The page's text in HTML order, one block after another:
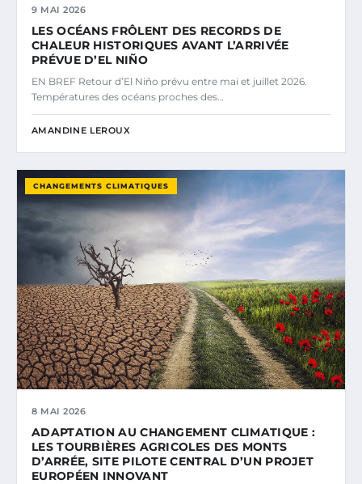
9 MAI 2026
LES OCÉANS FRÔLENT DES RECORDS DE
CHALEUR HISTORIQUES AVANT L’ARRIVÉE
PRÉVUE D’EL NIÑO
EN BREF Retour d’El Niño prévu entre mai et juillet 2026.
Températures des océans proches des…
AMANDINE LEROUX
CHANGEMENTS CLIMATIQUES
8 MAI 2026
ADAPTATION AU CHANGEMENT CLIMATIQUE :
LES TOURBIÈRES AGRICOLES DES MONTS
D’ARRÉE, SITE PILOTE CENTRAL D’UN PROJET
EUROPÉEN INNOVANT